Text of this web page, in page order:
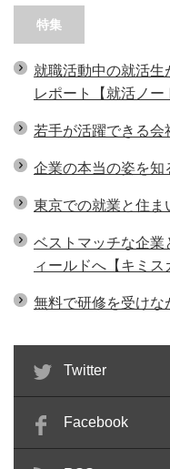
特集
就職活動中の就活
レポート【就活ノー
若手が活躍できる会
企業の本当の姿を知
東京での就業と住ま
ベストマッチな企業
ィールドへ【キミス
無料で研修を受けな
Twitter
Facebook